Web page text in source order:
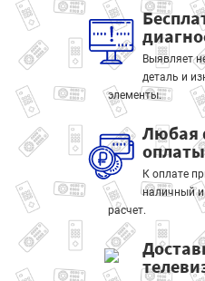
Выявляет
деталь и
элементы.
Любая
оплаты
К оплате
наличный
расчет.